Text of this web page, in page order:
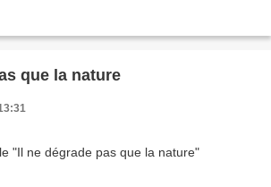
que la nature